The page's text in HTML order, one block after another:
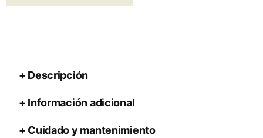
Descripción
Información adicional
Cuidado y mantenimiento